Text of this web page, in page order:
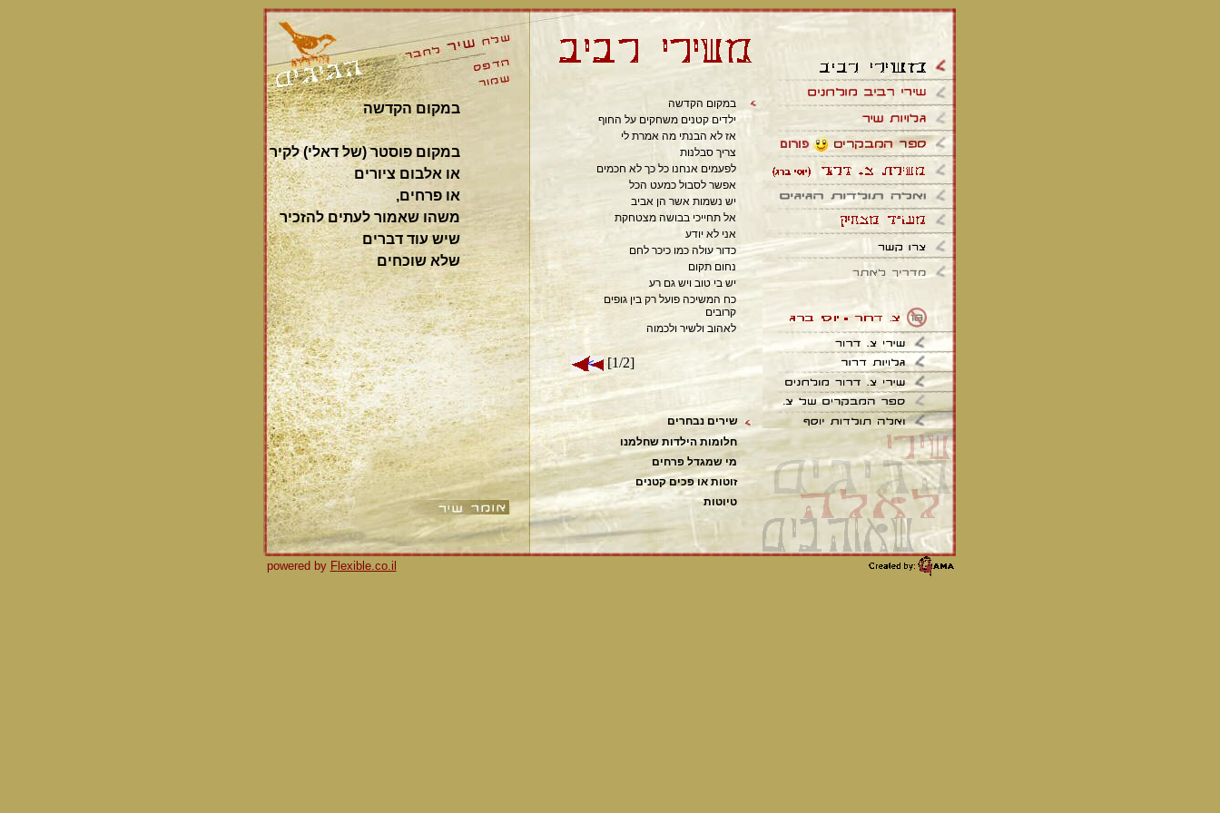
במקום הקדשה
במקום פוסטר (של דאלי) לקיר
או אלבום ציורים
או פרחים,
משהו שאמור לעתים להזכיר
שיש עוד דברים
שלא שוכחים
במקום הקדשה
ילדים קטנים משחקים על החוף
אז לא הבנתי מה אמרת לי
צריך סבלנות
לפעמים אנחנו כל כך לא חכמים
אפשר לסבול כמעט הכל
יש נשמות אשר הן אביב
אל תחייכי בבושה מצטחקת
אני לא יודע
כדור עולה כמו כיכר לחם
נחום תקום
יש בי טוב ויש גם רע
כח המשיכה פועל רק בין גופים
קרובים
לאהוב ולשיר ולכמוה
[1/2]
שירים נבחרים
חלומות הילדות שחלמנו
מי שמגדל פרחים
זוטות או פכים קטנים
טיוטות
powered by Flexible.co.il